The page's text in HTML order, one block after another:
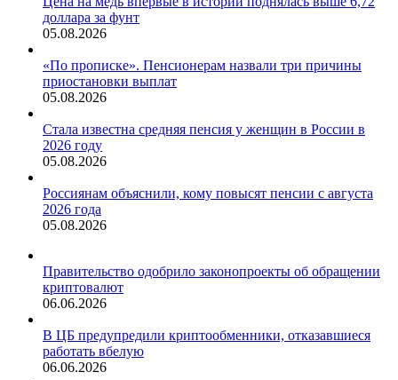
доллара за фунт
05.08.2026
«По прописке». Пенсионерам назвали три причины
приостановки выплат
05.08.2026
Стала известна средняя пенсия у женщин в России в
2026 году
05.08.2026
Россиянам объяснили, кому повысят пенсии с августа
2026 года
05.08.2026
Правительство одобрило законопроекты об обращении
криптовалют
06.06.2026
В ЦБ предупредили криптообменники, отказавшиеся
работать вбелую
06.06.2026